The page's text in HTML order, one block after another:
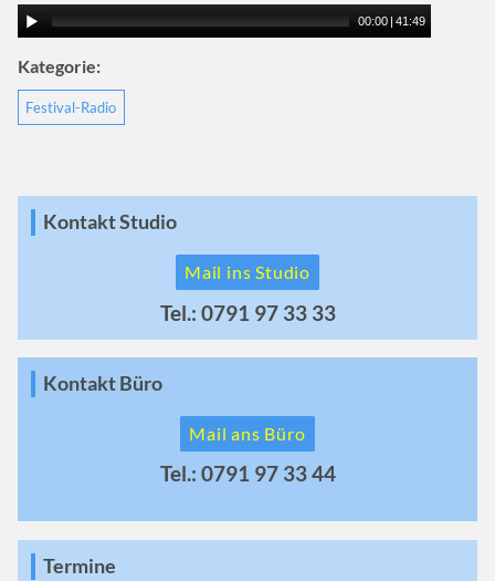
00:00 | 41:49
Kategorie:
Festival-Radio
Kontakt Studio
Mail ins Studio
Tel.: 0791 97 33 33
Kontakt Büro
Mail ans Büro
Tel.: 0791 97 33 44
Termine